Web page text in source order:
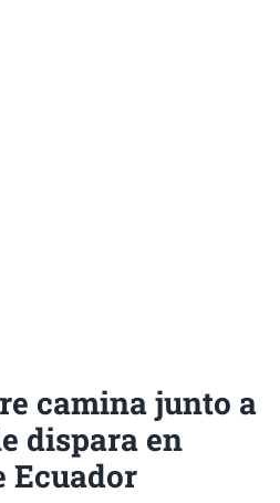
camina junto a
dispara en
Ecuador